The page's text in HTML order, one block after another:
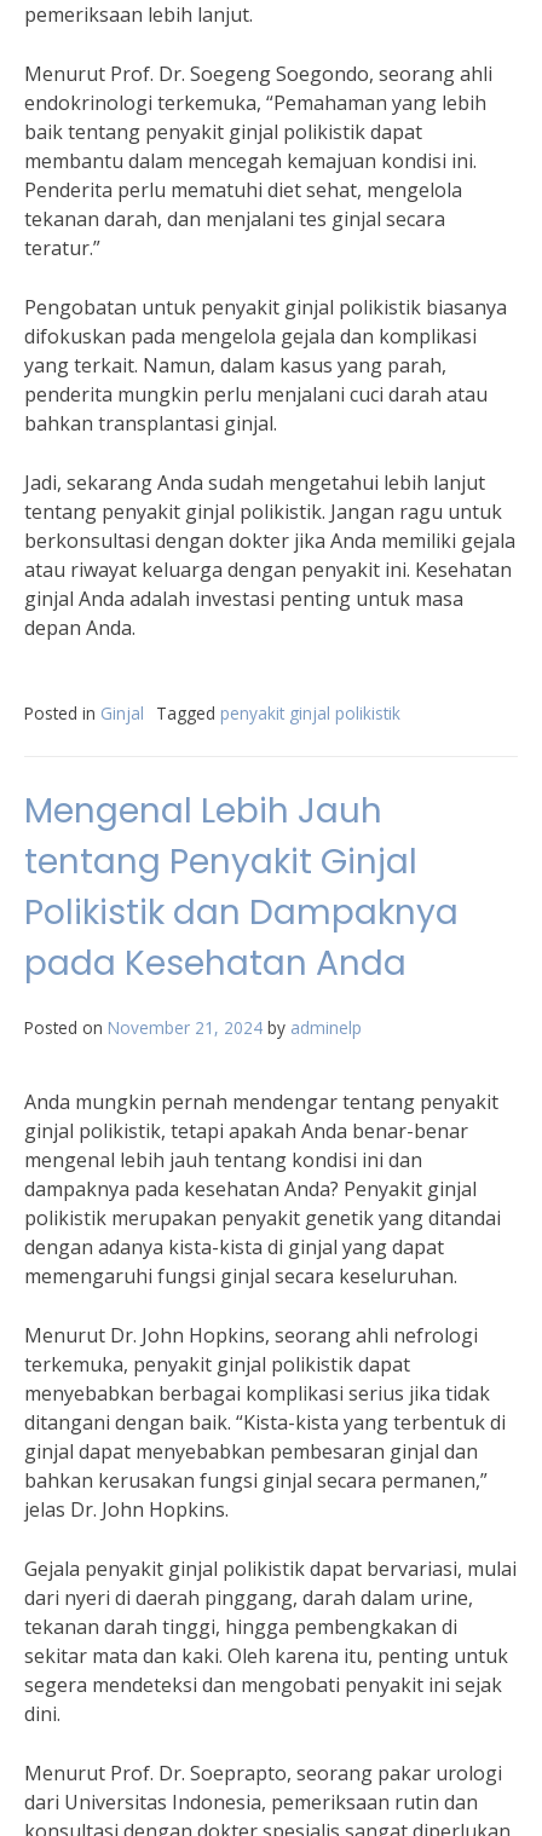
pemeriksaan lebih lanjut.
Menurut Prof. Dr. Soegeng Soegondo, seorang ahli
endokrinologi terkemuka, “Pemahaman yang lebih
baik tentang penyakit ginjal polikistik dapat
membantu dalam mencegah kemajuan kondisi ini.
Penderita perlu mematuhi diet sehat, mengelola
tekanan darah, dan menjalani tes ginjal secara
teratur.”
Pengobatan untuk penyakit ginjal polikistik biasanya
difokuskan pada mengelola gejala dan komplikasi
yang terkait. Namun, dalam kasus yang parah,
penderita mungkin perlu menjalani cuci darah atau
bahkan transplantasi ginjal.
Jadi, sekarang Anda sudah mengetahui lebih lanjut
tentang penyakit ginjal polikistik. Jangan ragu untuk
berkonsultasi dengan dokter jika Anda memiliki gejala
atau riwayat keluarga dengan penyakit ini. Kesehatan
ginjal Anda adalah investasi penting untuk masa
depan Anda.
Posted in Ginjal Tagged penyakit ginjal polikistik
Mengenal Lebih Jauh
tentang Penyakit Ginjal
Polikistik dan Dampaknya
pada Kesehatan Anda
Posted on November 21, 2024 by adminelp
Anda mungkin pernah mendengar tentang penyakit
ginjal polikistik, tetapi apakah Anda benar-benar
mengenal lebih jauh tentang kondisi ini dan
dampaknya pada kesehatan Anda? Penyakit ginjal
polikistik merupakan penyakit genetik yang ditandai
dengan adanya kista-kista di ginjal yang dapat
memengaruhi fungsi ginjal secara keseluruhan.
Menurut Dr. John Hopkins, seorang ahli nefrologi
terkemuka, penyakit ginjal polikistik dapat
menyebabkan berbagai komplikasi serius jika tidak
ditangani dengan baik. “Kista-kista yang terbentuk di
ginjal dapat menyebabkan pembesaran ginjal dan
bahkan kerusakan fungsi ginjal secara permanen,”
jelas Dr. John Hopkins.
Gejala penyakit ginjal polikistik dapat bervariasi, mulai
dari nyeri di daerah pinggang, darah dalam urine,
tekanan darah tinggi, hingga pembengkakan di
sekitar mata dan kaki. Oleh karena itu, penting untuk
segera mendeteksi dan mengobati penyakit ini sejak
dini.
Menurut Prof. Dr. Soeprapto, seorang pakar urologi
dari Universitas Indonesia, pemeriksaan rutin dan